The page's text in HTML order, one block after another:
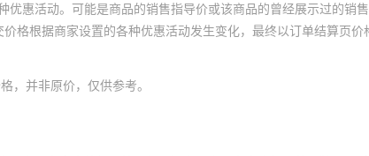
惠活动。可能是商品的销售指导价或该商品的曾经展示过的销
格根据商家设置的各种优惠活动发生变化，最终以订单结算页价
，并非原价，仅供参考。